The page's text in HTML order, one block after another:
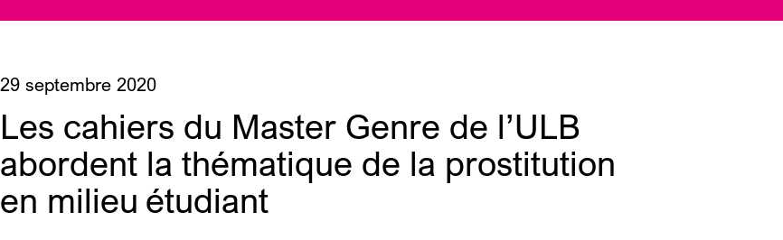
29 septembre 2020
Les cahiers du Master Genre de l’ULB
abordent la thématique de la prostitution
en milieu étudiant